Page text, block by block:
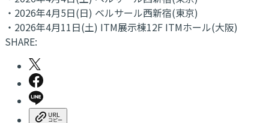
・2026年4月5日(日) ベルサール西新宿(東京)
・2026年4月11日(土) ITM展示棟12F ITMホール(大阪)
SHARE: